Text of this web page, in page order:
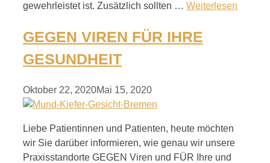
gewehrleistet ist. Zusätzlich sollten … Weiterlesen
GEGEN VIREN FÜR IHRE
GESUNDHEIT
Oktober 22, 2020Mai 15, 2020
Liebe Patientinnen und Patienten, heute möchten
wir Sie darüber informieren, wie genau wir unsere
Praxisstandorte GEGEN Viren und FÜR Ihre und